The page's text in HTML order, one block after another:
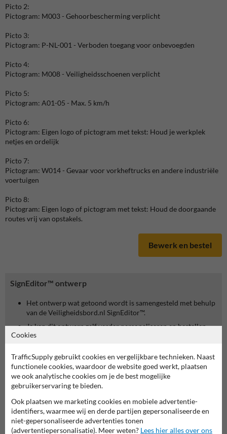
SignEditor™ ontwerp
Het ontwerp wat getoond wordt is samengesteld met behulp
van de Veiligheidsbord.nl SignEditor™.
Je kan dit ontwerp zelf verder personaliseren en bestellen.
Klik hiervoor op de knop 'Bewerk product'.
7061
reviews
Rating9.4
Picto 2:
Pictogram: M003 - Gehoorbescherming verplicht
Picto 3:
Pictogram: P-NL-001 - Verboden toegang voor onbevoegden
Picto 4:
Pictogram: M008 - Veiligheidsschoenen verplicht
Picto 5:
Pictogram: A01-05 - Max. 5 km/h
Picto 6:
Pictogram: Eigen logo of pictogram met tekst: Houd je werkplek
netjes en ordelijk
Picto 7:
Pictogram: W014 - Gevaar voor vorkheftrucks en andere industriële
voertuigen
Picto 8:
Pictogram: Eigen logo of pictogram met tekst: Houd de doorgaande
routes vrij van opstakels.
Bewerk en bestel
Cookies
TrafficSupply gebruikt cookies en vergelijkbare technieken. Naast
functionele cookies, waardoor de website goed werkt, plaatsen
we ook analytische cookies om je de best mogelijke
gebruikerservaring te bieden.
Ook plaatsen we marketing cookies en mobiele advertentie-
identifiers, waarmee wij en derde partijen gepersonaliseerde en
niet-gepersonaliseerde advertenties tonen
(advertentiepersonalisatie). Meer weten? Lees hier alles over ons